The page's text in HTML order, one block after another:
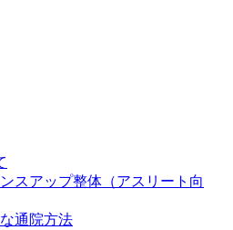
スアップ整体（アスリート向
通院方法